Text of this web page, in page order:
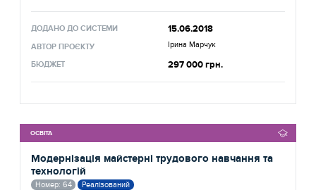
ДОДАНО ДО СИСТЕМИ 15.06.2018
АВТОР ПРОЄКТУ Ірина Марчук
БЮДЖЕТ 297 000 грн.
ОСВІТА
Модернізація майстерні трудового навчання та
технологій
Номер: 64 Реалізований